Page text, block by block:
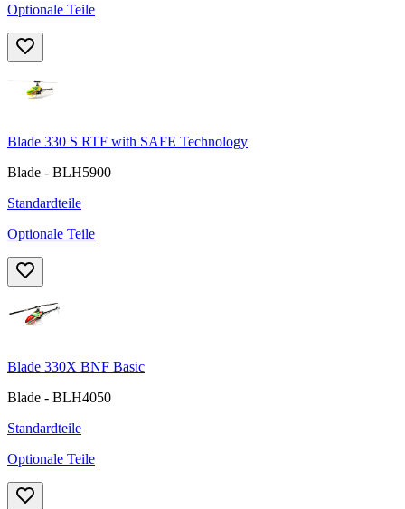
Optionale Teile
Blade 330 S RTF with SAFE Technology
Blade - BLH5900
Standardteile
Optionale Teile
Blade 330X BNF Basic
Blade - BLH4050
Standardteile
Optionale Teile